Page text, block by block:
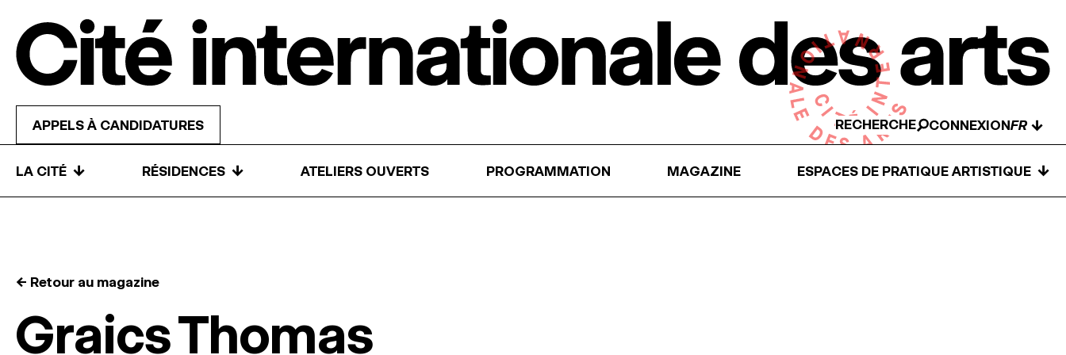
APPELS À CANDIDATURES RECHERCHE CONNEXION ↓
LA CITÉ ↓ RÉSIDENCES ↓ ATELIERS OUVERTS PROGRAMMATION MAGAZINE ESPACES DE PRATIQUE ARTISTIQUE ↓
← Retour au magazine
Graics Thomas